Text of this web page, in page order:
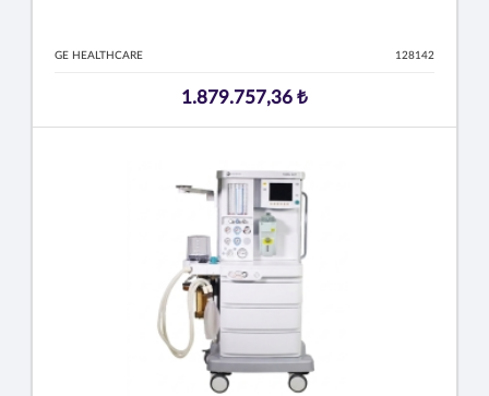
GE HEALTHCARE 128142
1.879.757,36 ₺